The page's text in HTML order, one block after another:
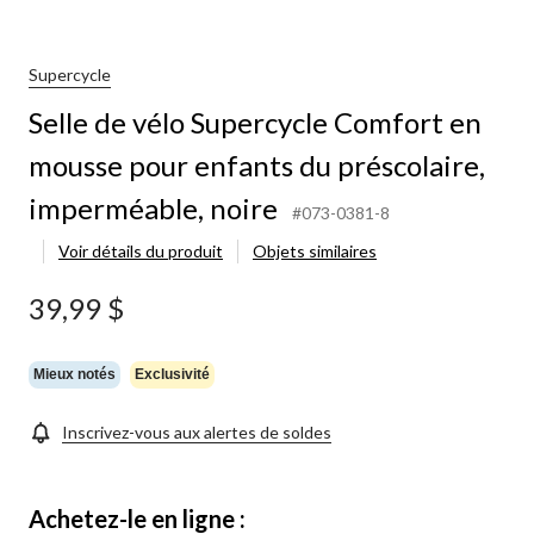
Supercycle
Selle de vélo Supercycle Comfort en
mousse pour enfants du préscolaire,
imperméable, noire
#073-0381-8
Voir détails du produit
Objets similaires
39,99 $
Mieux notés Exclusivité
Inscrivez-vous aux alertes de soldes
Achetez-le en ligne :